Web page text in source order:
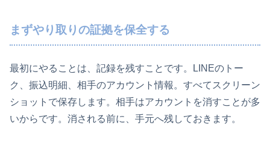
まずやり取りの証拠を保全する
最初にやることは、記録を残すことです。LINEのトー
ク、振込明細、相手のアカウント情報。すべてスクリーン
ショットで保存します。相手はアカウントを消すことが多
いからです。消される前に、手元へ残しておきます。